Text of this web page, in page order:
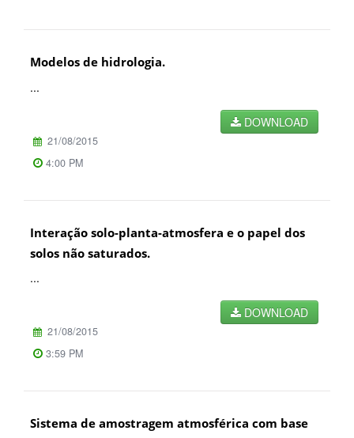
Modelos de hidrologia.
...
DOWNLOAD
21/08/2015
4:00 PM
Interação solo-planta-atmosfera e o papel dos
solos não saturados.
...
DOWNLOAD
21/08/2015
3:59 PM
Sistema de amostragem atmosférica com base